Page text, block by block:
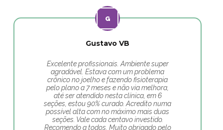
Gustavo VB
Excelente profissionais. Ambiente super
agradável. Estava com um problema
crônico no joelho e fazendo fisioterapia
pelo plano a 7 meses e não via melhora,
até ser atendido nesta clínica, em 6
seções, estou 90% curado. Acredito numa
possível alta com no máximo mais duas
seções. Vale cada centavo investido.
Recomendo a todos. Muito obrigado pelo